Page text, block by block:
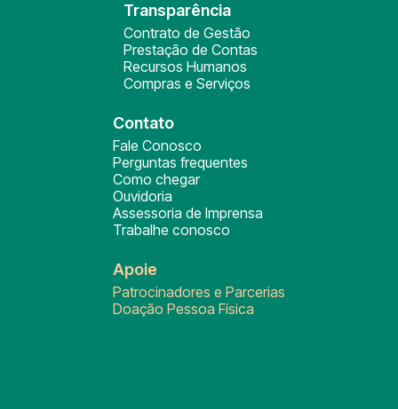
Transparência
Contrato de Gestão
Prestação de Contas
Recursos Humanos
Compras e Serviços
Contato
Fale Conosco
Perguntas frequentes
Como chegar
Ouvidoria
Assessoria de Imprensa
Trabalhe conosco
Apoie
Patrocinadores e Parcerias
Doação Pessoa Física